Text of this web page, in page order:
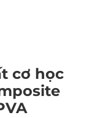
cơ học